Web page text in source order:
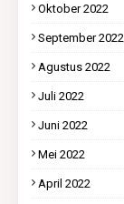
Oktober 2022
September 2022
Agustus 2022
Juli 2022
Juni 2022
Mei 2022
April 2022